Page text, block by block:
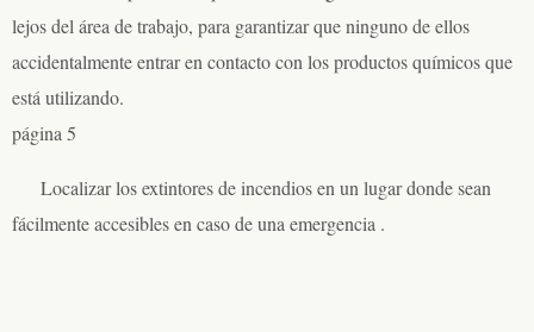
lejos del área de trabajo, para garantizar que ninguno de ellos
accidentalmente entrar en contacto con los productos químicos que
está utilizando.
página 5
Localizar los extintores de incendios en un lugar donde sean
fácilmente accesibles en caso de una emergencia .